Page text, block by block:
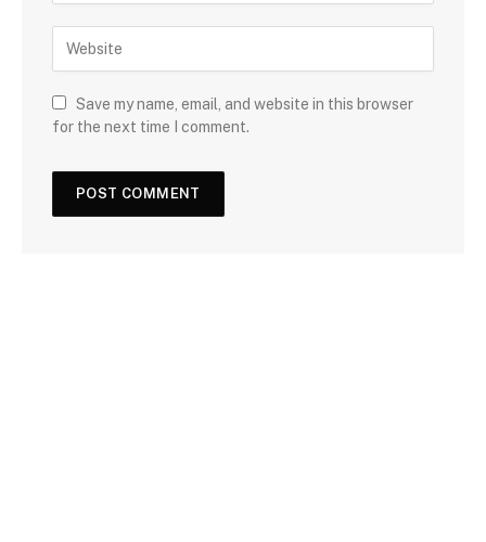
Save my name, email, and website in this browser
for the next time I comment.